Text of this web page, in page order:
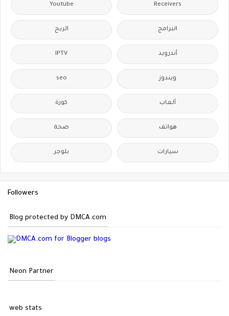
Receivers
Youtube
البرامج الربح
أندرويد IPTV
ويندوز seo
ألعاب كورة
هواتف صحة
سيارات بلوجر
Followers
Blog protected by DMCA.com
Neon Partner
web stats